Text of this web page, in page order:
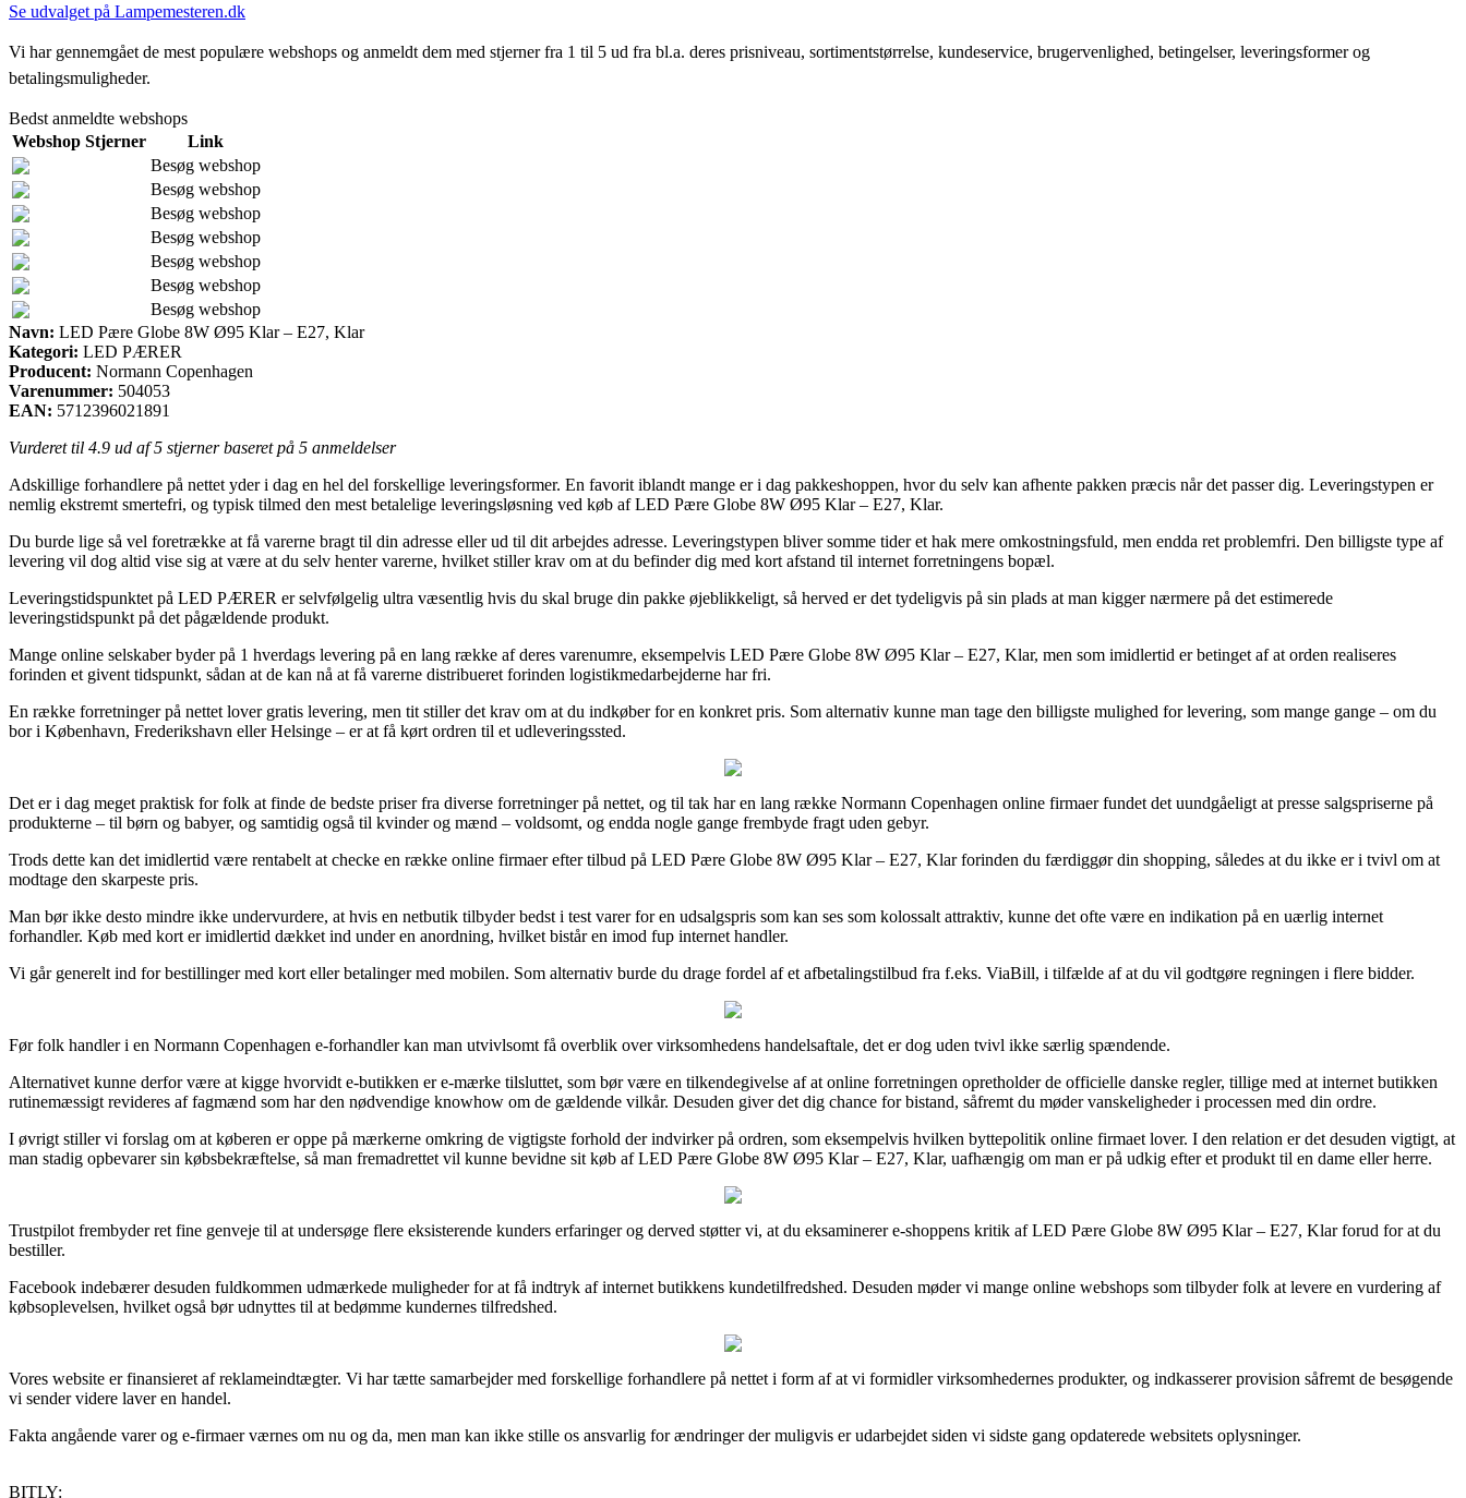
Se udvalget på Lampemesteren.dk
Vi har gennemgået de mest populære webshops og anmeldt dem med stjerner fra 1 til 5 ud fra bl.a. deres prisniveau, sortimentstørrelse, kundeservice, brugervenlighed, betingelser, leveringsformer og
betalingsmuligheder.
Bedst anmeldte webshops
Webshop Stjerner
Link
Besøg webshop
Besøg webshop
Besøg webshop
Besøg webshop
Besøg webshop
Besøg webshop
Besøg webshop
Navn: LED Pære Globe 8W Ø95 Klar – E27, Klar
Kategori: LED PÆRER
Producent: Normann Copenhagen
Varenummer: 504053
EAN: 5712396021891
Vurderet til 4.9 ud af 5 stjerner baseret på 5 anmeldelser
Adskillige forhandlere på nettet yder i dag en hel del forskellige leveringsformer. En favorit iblandt mange er i dag pakkeshoppen, hvor du selv kan afhente pakken præcis når det passer dig. Leveringstypen er
nemlig ekstremt smertefri, og typisk tilmed den mest betalelige leveringsløsning ved køb af LED Pære Globe 8W Ø95 Klar – E27, Klar.
Du burde lige så vel foretrække at få varerne bragt til din adresse eller ud til dit arbejdes adresse. Leveringstypen bliver somme tider et hak mere omkostningsfuld, men endda ret problemfri. Den billigste type af
levering vil dog altid vise sig at være at du selv henter varerne, hvilket stiller krav om at du befinder dig med kort afstand til internet forretningens bopæl.
Leveringstidspunktet på LED PÆRER er selvfølgelig ultra væsentlig hvis du skal bruge din pakke øjeblikkeligt, så herved er det tydeligvis på sin plads at man kigger nærmere på det estimerede
leveringstidspunkt på det pågældende produkt.
Mange online selskaber byder på 1 hverdags levering på en lang række af deres varenumre, eksempelvis LED Pære Globe 8W Ø95 Klar – E27, Klar, men som imidlertid er betinget af at orden realiseres
forinden et givent tidspunkt, sådan at de kan nå at få varerne distribueret forinden logistikmedarbejderne har fri.
En række forretninger på nettet lover gratis levering, men tit stiller det krav om at du indkøber for en konkret pris. Som alternativ kunne man tage den billigste mulighed for levering, som mange gange – om du
bor i København, Frederikshavn eller Helsinge – er at få kørt ordren til et udleveringssted.
Det er i dag meget praktisk for folk at finde de bedste priser fra diverse forretninger på nettet, og til tak har en lang række Normann Copenhagen online firmaer fundet det uundgåeligt at presse salgspriserne på
produkterne – til børn og babyer, og samtidig også til kvinder og mænd – voldsomt, og endda nogle gange frembyde fragt uden gebyr.
Trods dette kan det imidlertid være rentabelt at checke en række online firmaer efter tilbud på LED Pære Globe 8W Ø95 Klar – E27, Klar forinden du færdiggør din shopping, således at du ikke er i tvivl om at
modtage den skarpeste pris.
Man bør ikke desto mindre ikke undervurdere, at hvis en netbutik tilbyder bedst i test varer for en udsalgspris som kan ses som kolossalt attraktiv, kunne det ofte være en indikation på en uærlig internet
forhandler. Køb med kort er imidlertid dækket ind under en anordning, hvilket bistår en imod fup internet handler.
Vi går generelt ind for bestillinger med kort eller betalinger med mobilen. Som alternativ burde du drage fordel af et afbetalingstilbud fra f.eks. ViaBill, i tilfælde af at du vil godtgøre regningen i flere bidder.
Før folk handler i en Normann Copenhagen e-forhandler kan man utvivlsomt få overblik over virksomhedens handelsaftale, det er dog uden tvivl ikke særlig spændende.
Alternativet kunne derfor være at kigge hvorvidt e-butikken er e-mærke tilsluttet, som bør være en tilkendegivelse af at online forretningen opretholder de officielle danske regler, tillige med at internet butikken
rutinemæssigt revideres af fagmænd som har den nødvendige knowhow om de gældende vilkår. Desuden giver det dig chance for bistand, såfremt du møder vanskeligheder i processen med din ordre.
I øvrigt stiller vi forslag om at køberen er oppe på mærkerne omkring de vigtigste forhold der indvirker på ordren, som eksempelvis hvilken byttepolitik online firmaet lover. I den relation er det desuden vigtigt, at
man stadig opbevarer sin købsbekræftelse, så man fremadrettet vil kunne bevidne sit køb af LED Pære Globe 8W Ø95 Klar – E27, Klar, uafhængig om man er på udkig efter et produkt til en dame eller herre.
Trustpilot frembyder ret fine genveje til at undersøge flere eksisterende kunders erfaringer og derved støtter vi, at du eksaminerer e-shoppens kritik af LED Pære Globe 8W Ø95 Klar – E27, Klar forud for at du
bestiller.
Facebook indebærer desuden fuldkommen udmærkede muligheder for at få indtryk af internet butikkens kundetilfredshed. Desuden møder vi mange online webshops som tilbyder folk at levere en vurdering af
købsoplevelsen, hvilket også bør udnyttes til at bedømme kundernes tilfredshed.
Vores website er finansieret af reklameindtægter. Vi har tætte samarbejder med forskellige forhandlere på nettet i form af at vi formidler virksomhedernes produkter, og indkasserer provision såfremt de besøgende
vi sender videre laver en handel.
Fakta angående varer og e-firmaer værnes om nu og da, men man kan ikke stille os ansvarlig for ændringer der muligvis er udarbejdet siden vi sidste gang opdaterede websitets oplysninger.
BITLY: